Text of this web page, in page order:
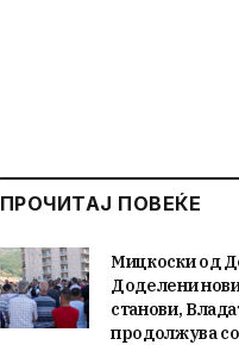
ПРОЧИТАЈ ПОВЕЌЕ
Мицкоски од
Доделени
станови,
продолжува